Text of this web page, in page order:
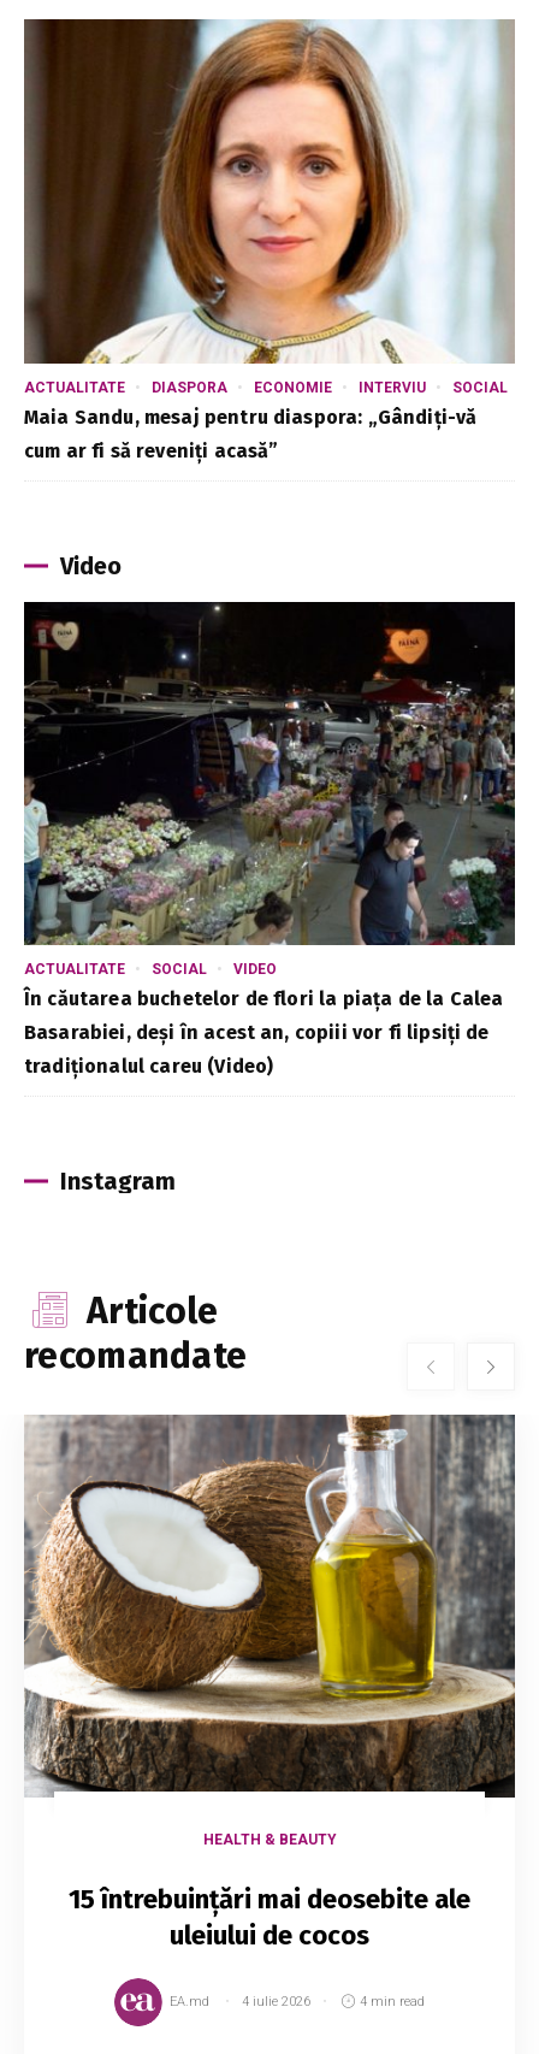
ACTUALITATE DIASPORA ECONOMIE INTERVIU SOCIAL
Maia Sandu, mesaj pentru diaspora: „Gândiți-vă
cum ar fi să reveniți acasă”
Video
ACTUALITATE SOCIAL VIDEO
În căutarea buchetelor de flori la piața de la Calea
Basarabiei, deși în acest an, copiii vor fi lipsiți de
tradiționalul careu (Video)
Instagram
Articole
recomandate
HEALTH & BEAUTY
15 întrebuințări mai deosebite ale
uleiului de cocos
EA.md 4 iulie 2026 4 min read